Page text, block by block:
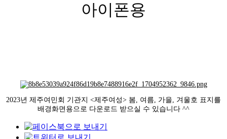
아이폰용
2023년 제주여민회 기관지 <제주여성> 봄, 여름, 가을, 겨울호 표지를
배경화면용으로 다운로드 받으실 수 있습니다 ^^